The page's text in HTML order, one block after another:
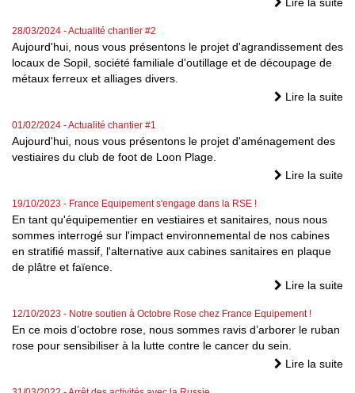
28/03/2024 - Actualité chantier #2
Aujourd'hui, nous vous présentons le projet d'agrandissement des
locaux de Sopil, société familiale d'outillage et de découpage de
métaux ferreux et alliages divers.
Lire la suite
01/02/2024 - Actualité chantier #1
Aujourd'hui, nous vous présentons le projet d'aménagement des
vestiaires du club de foot de Loon Plage.
Lire la suite
19/10/2023 - France Equipement s'engage dans la RSE !
En tant qu'équipementier en vestiaires et sanitaires, nous nous
sommes interrogé sur l'impact environnemental de nos cabines
en stratifié massif, l'alternative aux cabines sanitaires en plaque
de plâtre et faïence.
Lire la suite
12/10/2023 - Notre soutien à Octobre Rose chez France Equipement !
En ce mois d’octobre rose, nous sommes ravis d’arborer le ruban
rose pour sensibiliser à la lutte contre le cancer du sein.
Lire la suite